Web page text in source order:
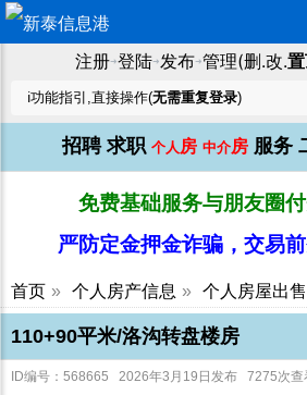
注册➜登陆➜发布➜管理(删.改.
ℹ️功能指引,直接操作(无需重复登录)
招聘 求职 个人 房 中介房 服务
免费基础服务与朋友圈
严防定金押金诈骗，交易
首页 » 个人房产信息 » 个人房屋出售
110+90平米/洛沟转盘楼房
ID编号：568665 2026年3月19日发布 7275次查